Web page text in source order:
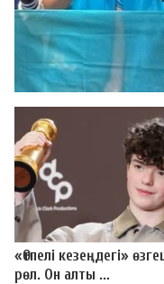
ӨТКЕН
БӘЙГЕСІНДЕ
Литвада өткен
олимпиадасында
нәтиже көрсетті.
жықпаған
«Өтпелі кезеңдегі»
рөл. Он алты ...